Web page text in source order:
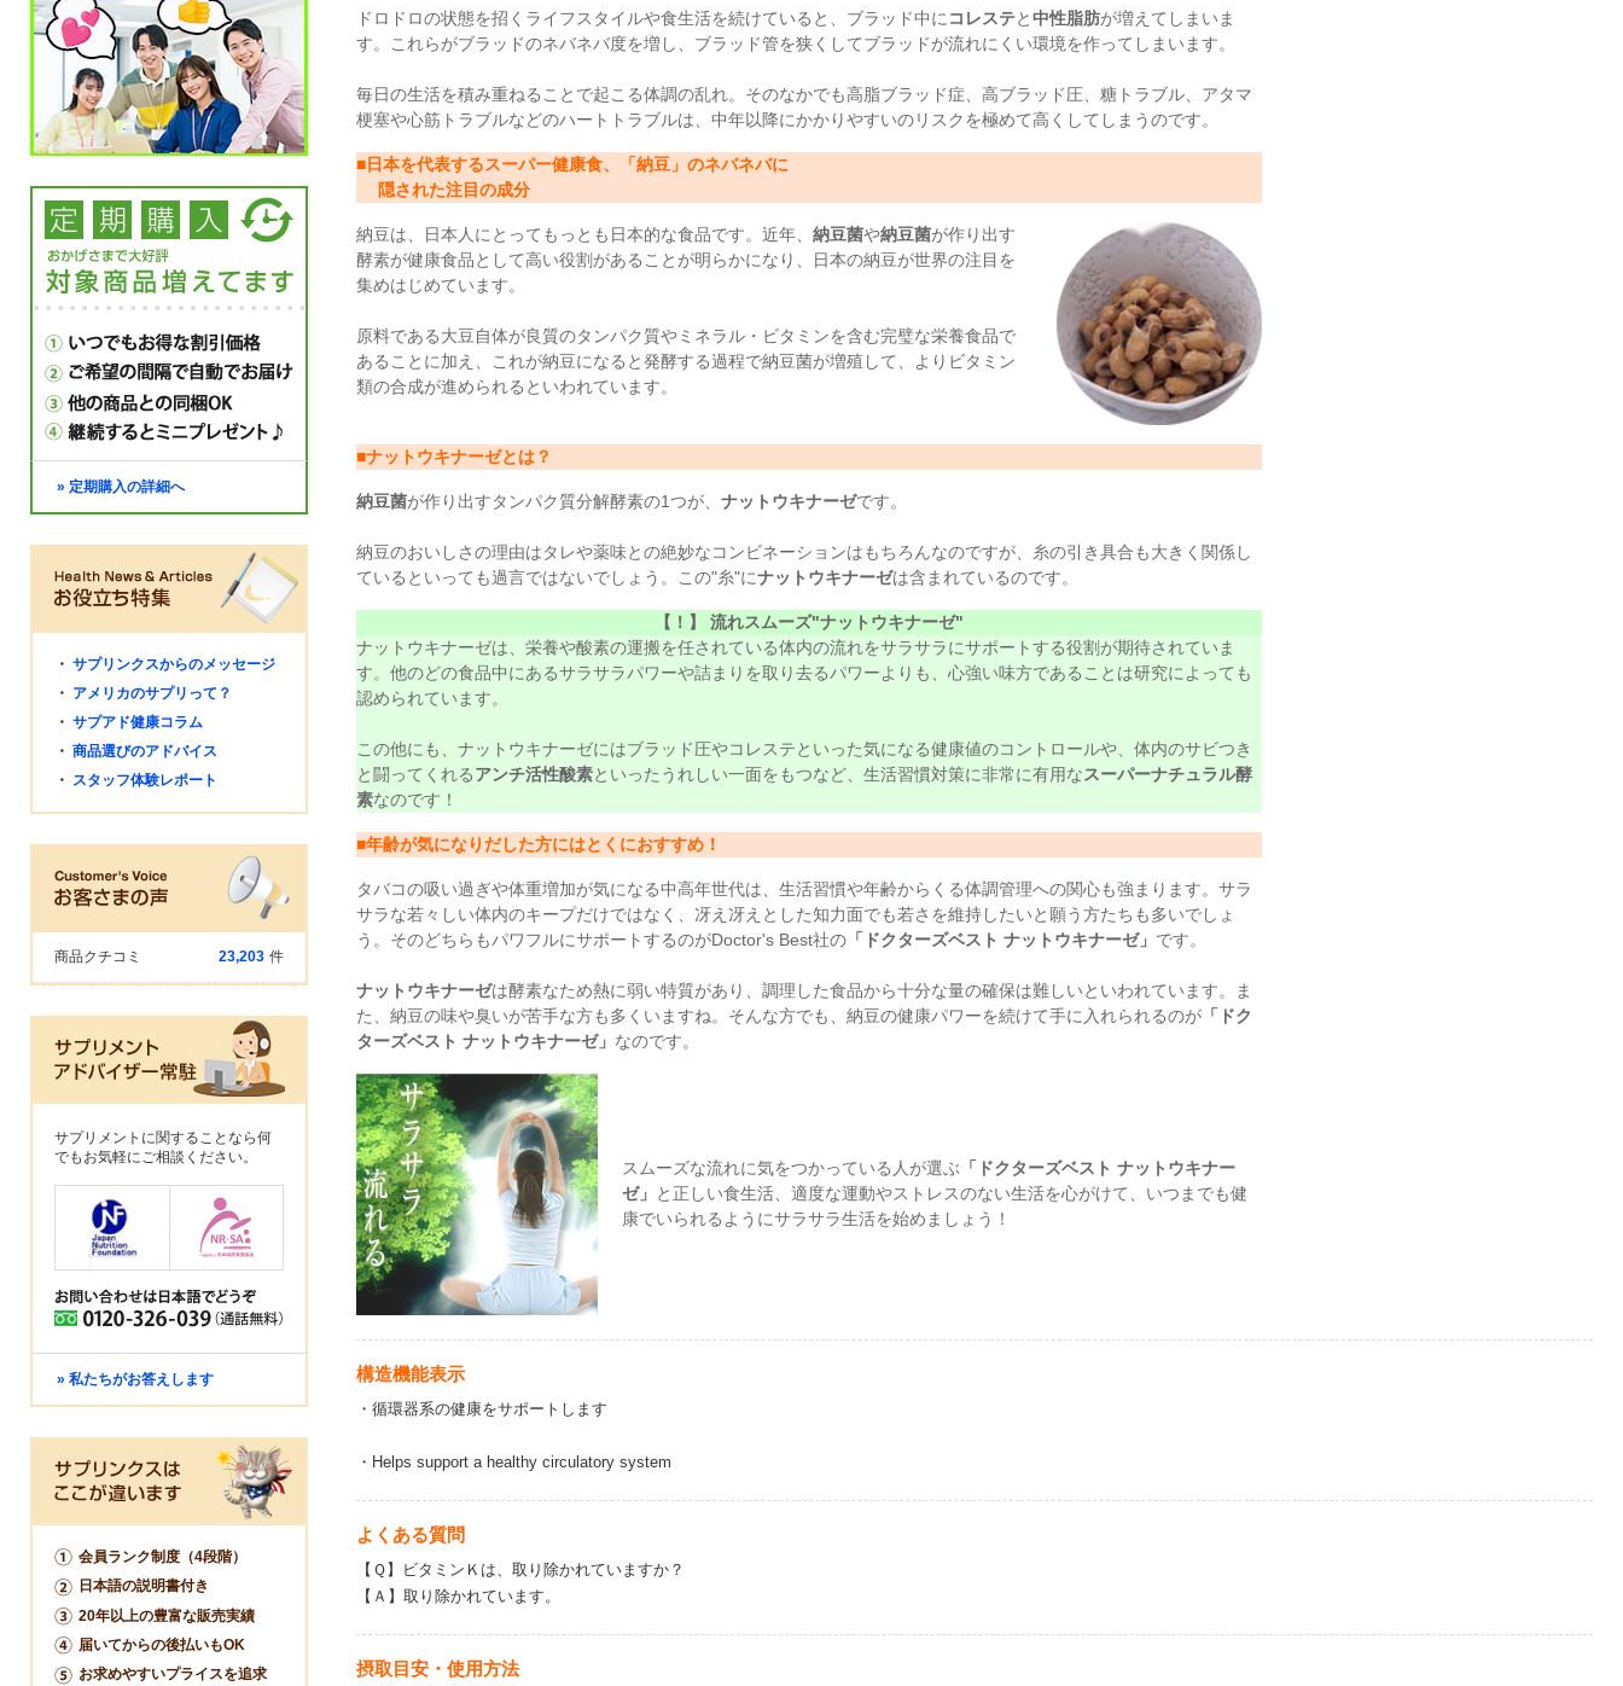
ドロドロの状態を招くライフスタイルや食生活を続けていると、ブラッド中に コレステと中性脂肪が増えてしまいま
す。これらがブラッドのネバネバ度を増し、ブラッド管を狭くしてブラッドが流れにくい環境を作ってしまいます。
毎日の生活を積み重ねることで起こる体調の乱れ。そのなかでも高脂ブラッド症、高ブラッド圧、糖トラブル、アタマ
梗塞や心筋トラブルなどのハートトラブルは、中年以降にかかりやすいのリスクを極めて高くしてしまうのです。
■日本を代表するスーパー健康食、「納豆」のネバネバに
隠された注目の成分
納豆は、日本人にとってもっとも日本的な食品です。近年、 納豆菌や納豆菌が作り出す
酵素が健康食品として高い役割があることが明らかになり、日本の納豆が世界の注目を
集めはじめています。
原料である大豆自体が良質のタンパク質やミネラル・ビタミンを含む完璧な栄養食品で
あることに加え、これが納豆になると発酵する過程で納豆菌が増殖して、よりビタミン
類の合成が進められるといわれています。
■ナットウキナーゼとは？
納豆菌が作り出すタンパク質分解酵素の1つが、 ナットウキナーゼです。
納豆のおいしさの理由はタレや薬味との絶妙なコンビネーションはもちろんなのですが、糸の引き具合も大きく関係し
ているといっても過言ではないでしょう。この"糸"にナットウキナーゼは含まれているのです。
【！】 流れスムーズ"ナットウキナーゼ"
ナットウキナーゼは、栄養や酸素の運搬を任されている体内の流れをサラサラにサポートする役割が期待されていま
す。他のどの食品中にあるサラサラパワーや詰まりを取り去るパワーよりも、心強い味方であることは研究によっても
認められています。
この他にも、ナットウキナーゼにはブラッド圧やコレステといった気になる健康値のコントロールや、体内のサビつき
と闘ってくれるアンチ活性酸素といったうれしい一面をもつなど、生活習慣対策に非常に有用なスーパーナチュラル酵
素なのです！
■年齢が気になりだした方にはとくにおすすめ！
タバコの吸い過ぎや体重増加が気になる中高年世代は、生活習慣や年齢からくる体調管理への関心も強まります。サラ
サラな若々しい体内のキープだけではなく、冴え冴えとした知力面でも若さを維持したいと願う方たちも多いでしょ
う。そのどちらもパワフルにサポートするのがDoctor's Best社の 「ドクターズベスト ナットウキナーゼ」 です。
ナットウキナーゼは酵素なため熱に弱い特質があり、調理した食品から十分な量の確保は難しいといわれています。ま
た、納豆の味や臭いが苦手な方も多くいますね。そんな方でも、納豆の健康パワーを続けて手に入れられるのが 「ドク
ターズベスト ナットウキナーゼ」 なのです。
スムーズな流れに気をつかっている人が選ぶ 「ドクターズベスト ナットウキナー
ゼ」 と正しい食生活、適度な運動やストレスのない生活を心がけて、いつまでも健
康でいられるようにサラサラ生活を始めましょう！
構造機能表示
・循環器系の健康をサポートします
・Helps support a healthy circulatory system
よくある質問
【Ｑ】ビタミンＫは、取り除かれていますか？
【Ａ】取り除かれています。
摂取目安・使用方法
» 定期購入の詳細へ
・ サプリンクスからのメッセージ
・ アメリカのサプリって？
・ サプアド健康コラム
・ 商品選びのアドバイス
・ スタッフ体験レポート
商品クチコミ 23,203 件
サプリメントに関することなら何
でもお気軽にご相談ください。
» 私たちがお答えします
会員ランク制度（4段階）
日本語の説明書付き
20年以上の豊富な販売実績
届いてからの後払いもOK
お求めやすいプライスを追求